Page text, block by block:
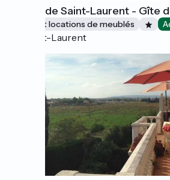
Moulin de Saint-Laurent - Gîte
Gîtes et locations de meublés
Saint-Laurent